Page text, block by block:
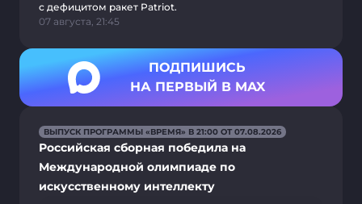
с дефицитом ракет Patriot.
07 августа, 21:45
ПОДПИШИСЬ
НА ПЕРВЫЙ В MAX
ВЫПУСК ПРОГРАММЫ «ВРЕМЯ» В 21:00 ОТ 07.08.2026
Российская сборная победила на
Международной олимпиаде по
искусственному интеллекту